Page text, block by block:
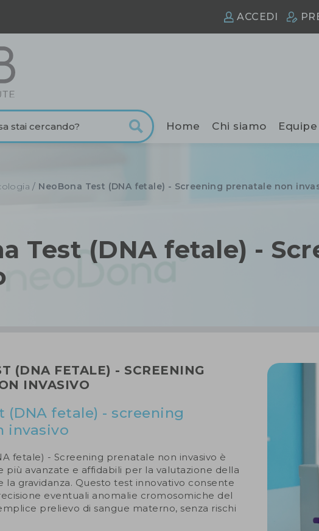
ACCEDI
Home Chi siamo Equipe
/ NeoBona Test (DNA fetale) - Screening prenatale non
Test (DNA fetale) -
(DNA FETALE) - SCREENING
INVASIVO
(DNA fetale) - screening
invasivo
fetale) - Screening prenatale non invasivo è
più avanzate e affidabili per la valutazione della
la gravidanza. Questo test innovativo consente
eventuali anomalie cromosomiche del
prelievo di sangue materno, senza rischi